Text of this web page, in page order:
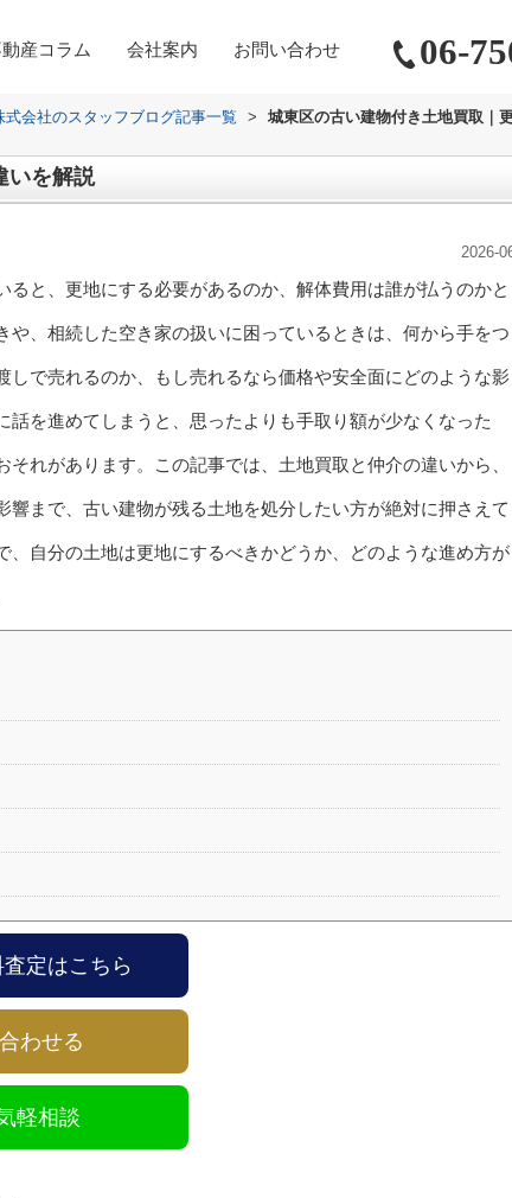
産コラム 会社案内 お問い合わせ 06-
式会社のスタッフブログ記事一覧 >
城東区の古い建物付き土地買取｜
いを解説
2026-
と、更地にする必要があるのか、解体費用は誰が払うのかと
、相続した空き家の扱いに困っているときは、何から手をつ
で売れるのか、もし売れるなら価格や安全面にどのような影
を進めてしまうと、思ったよりも手取り額が少なくなった
れがあります。この記事では、土地買取と仲介の違いから、
まで、古い建物が残る土地を処分したい方が絶対に押さえて
自分の土地は更地にするべきかどうか、どのような進め方が
査定はこちら
わせる
軽相談